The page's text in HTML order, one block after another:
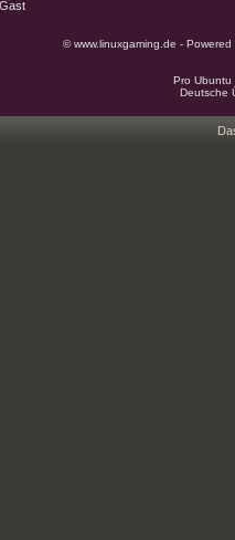
© www.linuxgaming.de -
Pro
Deutsche